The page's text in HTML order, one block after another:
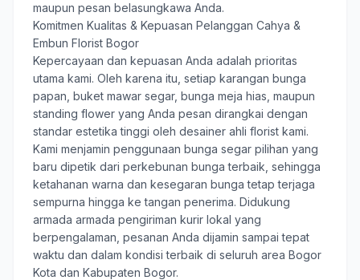
maupun pesan belasungkawa Anda.
Komitmen Kualitas & Kepuasan Pelanggan Cahya &
Embun Florist Bogor
Kepercayaan dan kepuasan Anda adalah prioritas
utama kami. Oleh karena itu, setiap karangan bunga
papan, buket mawar segar, bunga meja hias, maupun
standing flower yang Anda pesan dirangkai dengan
standar estetika tinggi oleh desainer ahli florist kami.
Kami menjamin penggunaan bunga segar pilihan yang
baru dipetik dari perkebunan bunga terbaik, sehingga
ketahanan warna dan kesegaran bunga tetap terjaga
sempurna hingga ke tangan penerima. Didukung
armada armada pengiriman kurir lokal yang
berpengalaman, pesanan Anda dijamin sampai tepat
waktu dan dalam kondisi terbaik di seluruh area Bogor
Kota dan Kabupaten Bogor.